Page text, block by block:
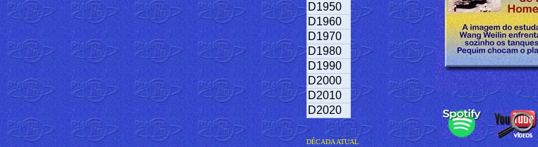
D1950
D1960
D1970
D1980
D1990
D2000
D2010
D2020
DÉCADA ATUAL